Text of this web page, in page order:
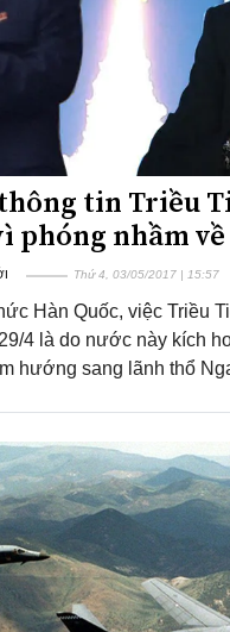
tin Triều
phóng nhầm về
Thứ 4, 03/05/2017 | 15:57
Hàn Quốc, việc Triều
4 là do nước này kích
hướng sang lãnh thổ